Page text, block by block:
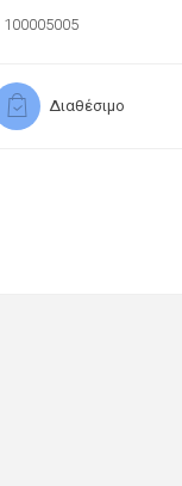
100005005
Διαθέσιμο